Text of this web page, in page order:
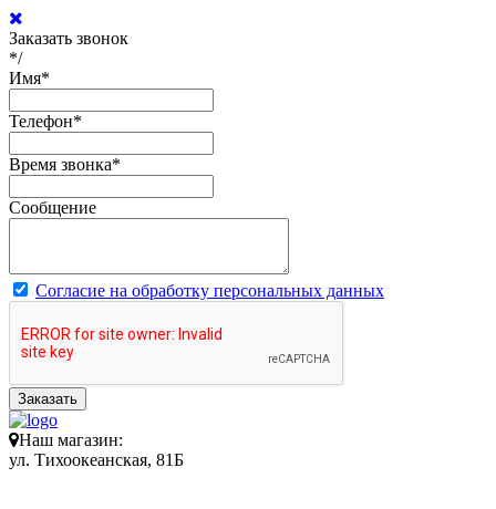
Заказать звонок
*/
Имя*
Телефон*
Время звонка*
Сообщение
Согласие на обработку персональных данных
Заказать
Наш магазин:
ул. Тихоокеанская, 81Б